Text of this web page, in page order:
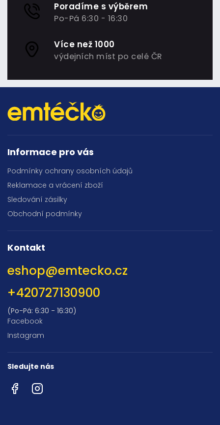
Poradíme s výběrem
Po-Pá 6:30 - 16:30
Více než 1000
výdejních míst po celé ČR
Informace pro vás
Podmínky ochrany osobních údajů
Reklamace a vrácení zboží
Sledování zásilky
Obchodní podmínky
Kontakt
eshop@emtecko.cz
+420727130900
(Po-Pá: 6:30 - 16:30)
Facebook
Instagram
Sledujte nás
FacebookInstagram